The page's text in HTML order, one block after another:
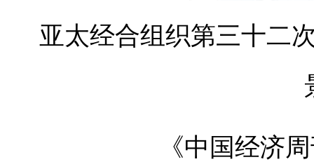
亚太经合组织第三十二
《中国经济